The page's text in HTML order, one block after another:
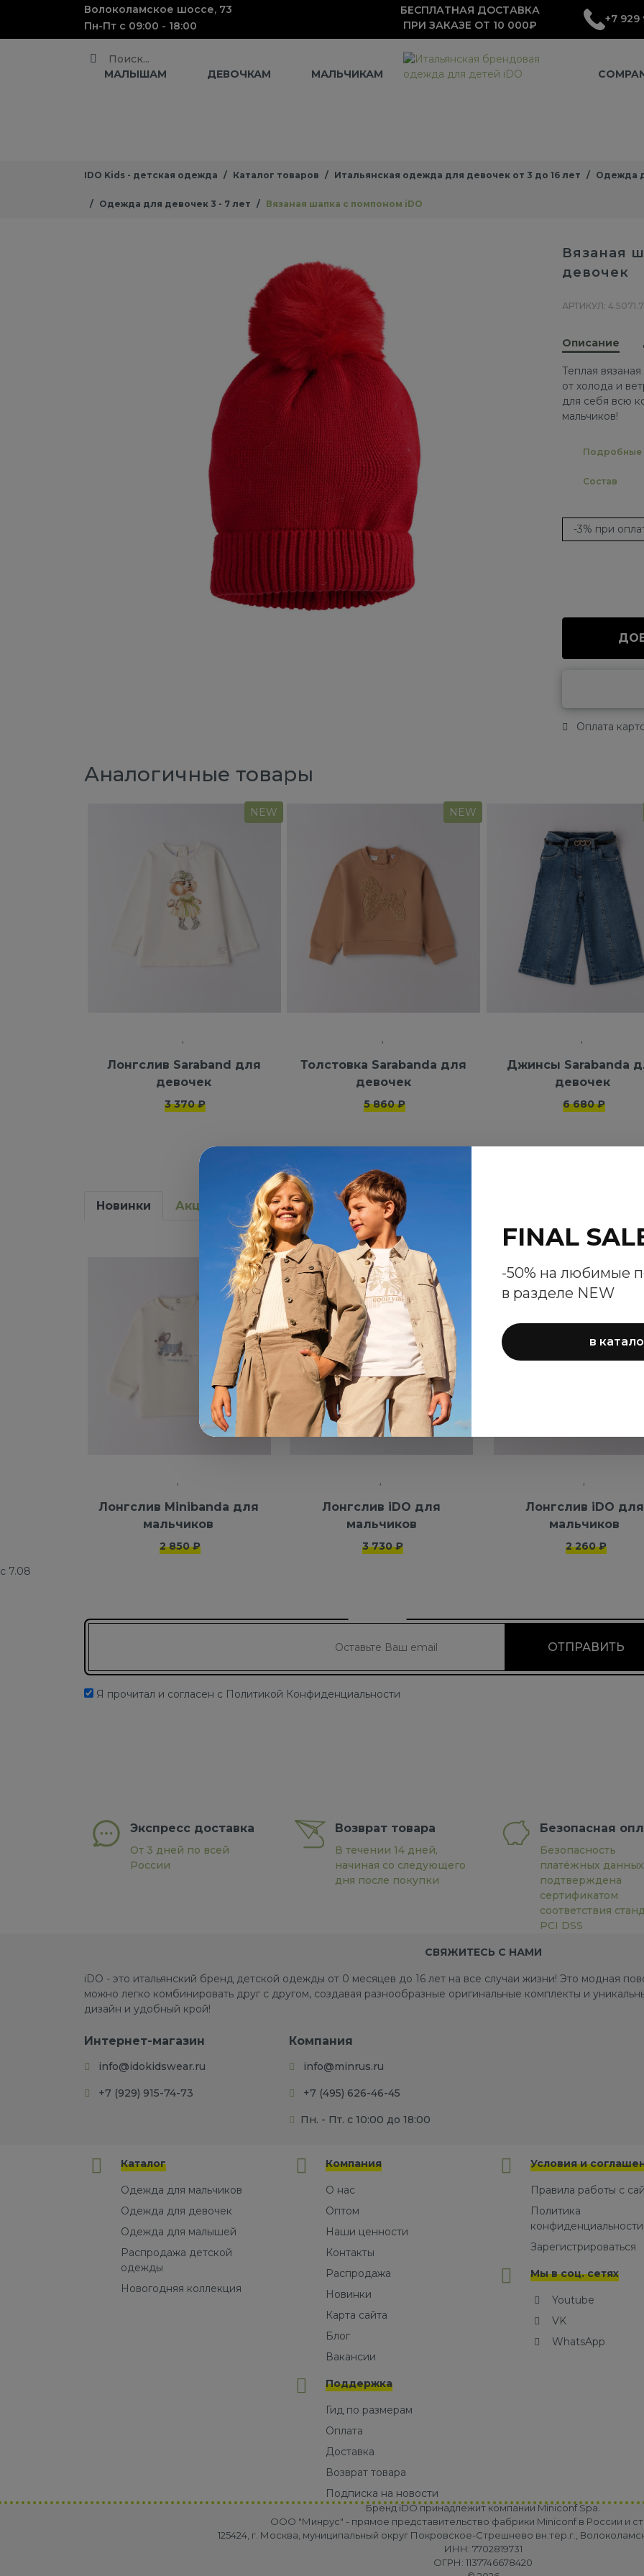
Волоколамское шоссе, 73
Пн-Пт с 09:00 - 18:00
БЕСПЛАТНАЯ ДОСТАВКА
ПРИ ЗАКАЗЕ ОТ 10 000₽
+7 929
Поиск
МАЛЫШАМ ДЕВОЧКАМ МАЛЬЧИКАМ
IDO Kids - детская одежда Каталог товаров Итальянская одежда для девочек от 3 до 16 лет Одежда
Одежда для девочек 3 - 7 лет Вязаная шапка с помпоном iDO
Вязаная
девочек
АРТИКУЛ:
Описание
Теплая
от холода и
для себя всю
мальчиков!
Подробные
Состав
-3% при
Оплата
Аналогичные товары
NEW
Лонгслив Saraband для
девочек
3 370 ₽
NEW
Толстовка Sarabanda для
девочек
5 860 ₽
Джинсы Sarabanda
девочек
6 680 ₽
Новинки Акции
NEW
Лонгслив Minibanda для
мальчиков
2 850 ₽
Лонгслив iDO для
мальчиков
3 730 ₽
Лонгслив iDO для
мальчиков
2 260 ₽
с 7.08
Я прочитал и согласен с Политикой Конфиденциальности
Экспресс доставка
От 3 дней по всей
России
Возврат товара
В течении 14 дней,
начиная со следующего
дня после покупки
Безопасная
Безопасность
платёжных данных
подтверждена
сертификатом
соответствия
PCI DSS
СВЯЖИТЕСЬ С НАМИ
iDO - это итальянский бренд детской одежды от 0 месяцев до 16 лет на все случаи жизни! Это модная
можно легко комбинировать друг с другом, создавая разнообразные оригинальные комплекты и
дизайн и удобный крой!
Интернет-магазин
info@idokidswear.ru
+7 (929) 915-74-73
Компания
info@minrus.ru
+7 (495) 626-46-45
Пн. - Пт. с 10:00 до 18:00
Каталог
Одежда для мальчиков
Одежда для девочек
Одежда для малышей
Распродажа детской
одежды
Новогодняя коллекция
Компания
О нас
Оптом
Наши ценности
Контакты
Распродажа
Новинки
Карта сайта
Блог
Вакансии
Поддержка
Гид по размерам
Оплата
Доставка
Возврат товара
Подписка на новости
Условия и
Правила работы с
Политика
конфиденциальности
Зарегистрироваться
Мы в соц. сетях
Youtube
VK
WhatsApp
Бренд iDO принадлежит компании Miniconf Spa.
OOO "Минрус" - прямое представительство фабрики Miniconf в России и
125424, г. Москва, муниципальный округ Покровское-Стрешнево вн.тер.г.,
ИНН: 7702819731
ОГРН: 1137746678420
FINAL
-50% на любимые
в разделе NEW
в